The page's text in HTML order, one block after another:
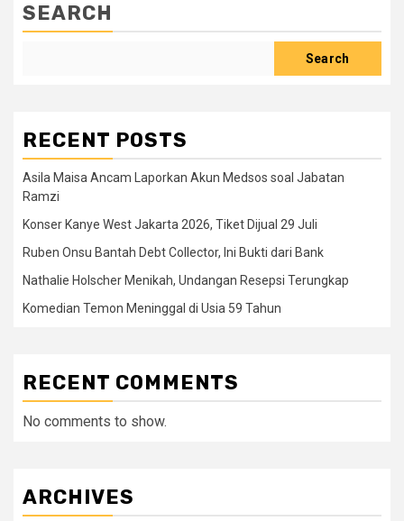
SEARCH
Search
RECENT POSTS
Asila Maisa Ancam Laporkan Akun Medsos soal Jabatan
Ramzi
Konser Kanye West Jakarta 2026, Tiket Dijual 29 Juli
Ruben Onsu Bantah Debt Collector, Ini Bukti dari Bank
Nathalie Holscher Menikah, Undangan Resepsi Terungkap
Komedian Temon Meninggal di Usia 59 Tahun
RECENT COMMENTS
No comments to show.
ARCHIVES